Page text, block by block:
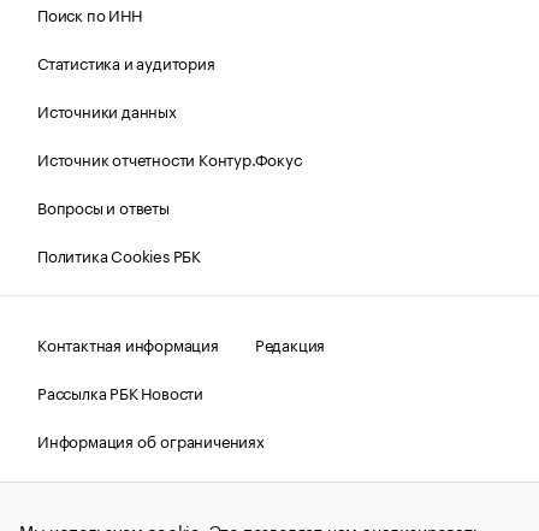
Поиск по ИНН
Статистика и аудитория
Источники данных
Источник отчетности Контур.Фокус
Вопросы и ответы
Политика Cookies РБК
Контактная информация
Редакция
Рассылка РБК Новости
Информация об ограничениях
Правовая информация
О соблюдении авторских прав